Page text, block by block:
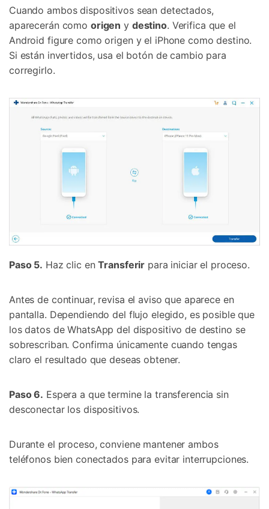
Controla tu teléfono con Dr.Fone
+50M usuarios y +17 años de confianza
Tecnología IA: sin conocimientos técnicos
Cuando ambos dispositivos sean detectados,
aparecerán como origen y destino. Verifica que el
Android figure como origen y el iPhone como destino.
Si están invertidos, usa el botón de cambio para
corregirlo.
Paso 5. Haz clic enTransferir para iniciar el proceso.
Antes de continuar, revisa el aviso que aparece en
pantalla. Dependiendo del flujo elegido, es posible que
los datos de WhatsApp del dispositivo de destino se
sobrescriban. Confirma únicamente cuando tengas
claro el resultado que deseas obtener.
Paso 6. Espera a que termine la transferencia sin
desconectar los dispositivos.
Durante el proceso, conviene mantener ambos
teléfonos bien conectados para evitar interrupciones.